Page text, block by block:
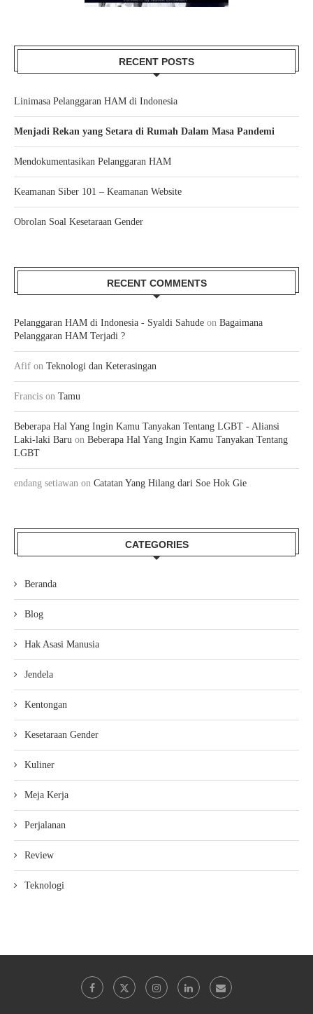
RECENT POSTS
Linimasa Pelanggaran HAM di Indonesia
Menjadi Rekan yang Setara di Rumah Dalam Masa Pandemi
Mendokumentasikan Pelanggaran HAM
Keamanan Siber 101 – Keamanan Website
Obrolan Soal Kesetaraan Gender
RECENT COMMENTS
Pelanggaran HAM di Indonesia - Syaldi Sahude on Bagaimana
Pelanggaran HAM Terjadi ?
Afif on Teknologi dan Keterasingan
Francis on Tamu
Beberapa Hal Yang Ingin Kamu Tanyakan Tentang LGBT - Aliansi
Laki-laki Baru on Beberapa Hal Yang Ingin Kamu Tanyakan Tentang
LGBT
endang setiawan on Catatan Yang Hilang dari Soe Hok Gie
CATEGORIES
Beranda
Blog
Hak Asasi Manusia
Jendela
Kentongan
Kesetaraan Gender
Kuliner
Meja Kerja
Perjalanan
Review
Teknologi